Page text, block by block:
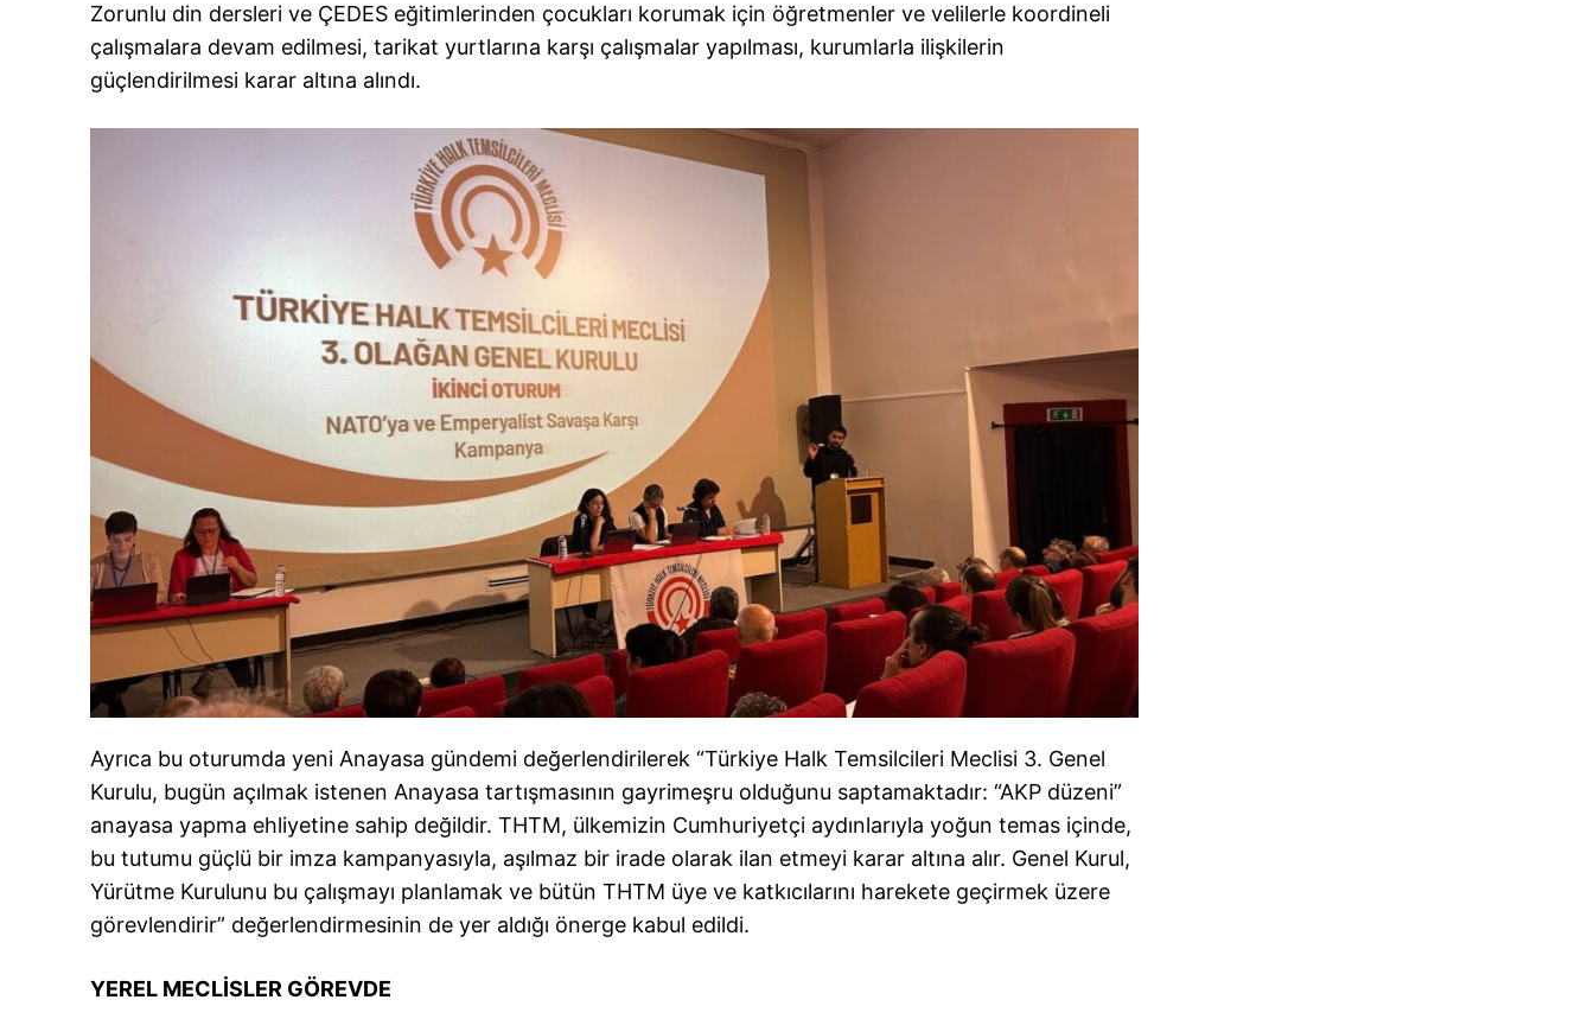
Zorunlu din dersleri ve ÇEDES eğitimlerinden çocukları korumak için öğretmenler ve velilerle koordineli
çalışmalara devam edilmesi, tarikat yurtlarına karşı çalışmalar yapılması, kurumlarla ilişkilerin
güçlendirilmesi karar altına alındı.
Ayrıca bu oturumda yeni Anayasa gündemi değerlendirilerek “Türkiye Halk Temsilcileri Meclisi 3. Genel
Kurulu, bugün açılmak istenen Anayasa tartışmasının gayrimeşru olduğunu saptamaktadır: “AKP düzeni”
anayasa yapma ehliyetine sahip değildir. THTM, ülkemizin Cumhuriyetçi aydınlarıyla yoğun temas içinde,
bu tutumu güçlü bir imza kampanyasıyla, aşılmaz bir irade olarak ilan etmeyi karar altına alır. Genel Kurul,
Yürütme Kurulunu bu çalışmayı planlamak ve bütün THTM üye ve katkıcılarını harekete geçirmek üzere
görevlendirir” değerlendirmesinin de yer aldığı önerge kabul edildi.
YEREL MECLİSLER GÖREVDE